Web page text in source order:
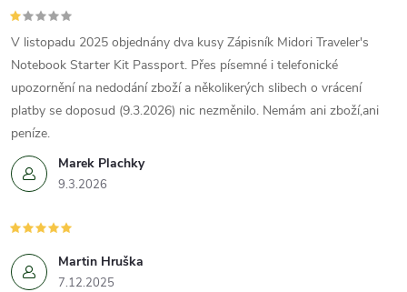
Marek Plachky
9.3.2026
V listopadu 2025 objednány dva kusy Zápisník Midori Traveler's
Notebook Starter Kit Passport. Přes písemné i telefonické
upozornění na nedodání zboží a několikerých slibech o vrácení
platby se doposud (9.3.2026) nic nezměnilo. Nemám ani zboží,ani
peníze.
Martin Hruška
7.12.2025